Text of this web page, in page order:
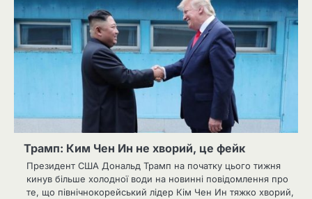
Трамп: Ким Чен Ин не хворий, це фейк
Президент США Дональд Трамп на початку цього тижня
кинув більше холодної води на новинні повідомлення про
те, що північнокорейський лідер Кім Чен Ин тяжко хворий,